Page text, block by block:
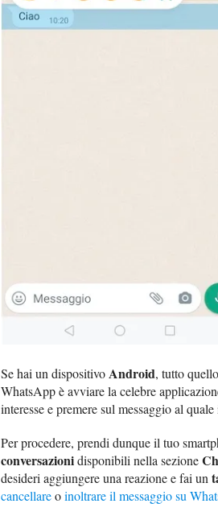
Se hai un dispositivoAndroid, tutto
WhatsApp è avviare la celebre
interesse e premere sul messaggio al
Per procedere, prendi dunque il tuo
conversazionidisponibili nella sezione
desideri aggiungere una reazione e fai un
cancellareoinoltrare il messaggio su